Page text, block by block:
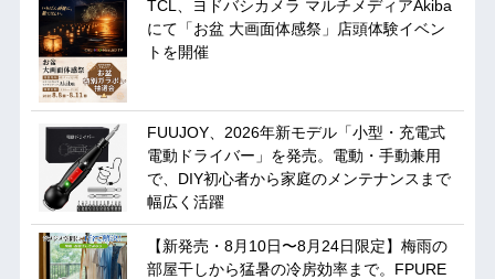
TCL、ヨドバシカメラ マルチメディアAkiba
にて「お盆 大画面体感祭」店頭体験イベン
トを開催
FUUJOY、2026年新モデル「小型・充電式
電動ドライバー」を発売。電動・手動兼用
で、DIY初心者から家庭のメンテナンスまで
幅広く活躍
【新発売・8月10日〜8月24日限定】梅雨の
部屋干しから猛暑の冷房効率まで。FPURE